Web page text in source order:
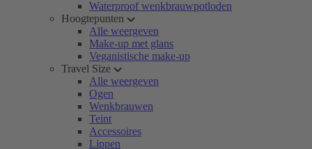
Waterproof wenkbrauwpotloden
Hoogtepunten
Alle weergeven
Make-up met glans
Veganistische make-up
Travel Size
Alle weergeven
Ogen
Wenkbrauwen
Teint
Accessoires
Lippen